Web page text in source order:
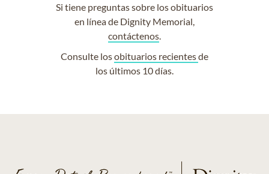
Si tiene preguntas sobre los obituarios
en línea de Dignity Memorial,
contáctenos.
Consulte losobituarios recientesde
los últimos 10 días.